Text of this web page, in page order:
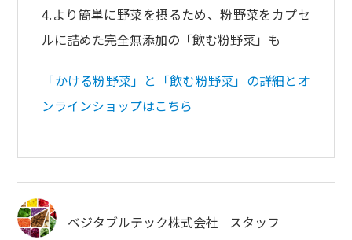
4.より簡単に野菜を摂るため、粉野菜をカプセ
ルに詰めた完全無添加の「飲む粉野菜」も
「かける粉野菜」と「飲む粉野菜」の詳細とオ
ンラインショップはこちら
ベジタブルテック株式会社 スタッフ